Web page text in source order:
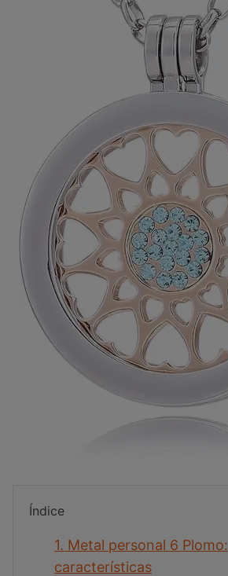
Índice
1. Metal personal 6 Plomo:
características